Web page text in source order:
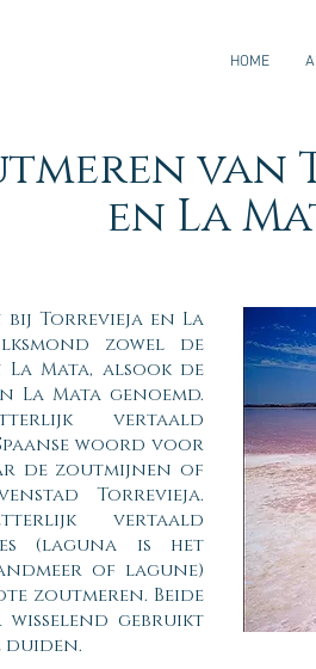
HOME
van
en La
bij Torrevieja en La
zowel de
Mata, alsook de
La Mata genoemd.
vertaald
woord voor
de zoutmijnen of
Torrevieja.
vertaald
(laguna is het
of lagune)
zoutmeren. Beide
gebruikt
duiden.